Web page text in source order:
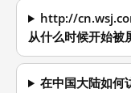
http://
从什么时候开始被
在中国大陆如何